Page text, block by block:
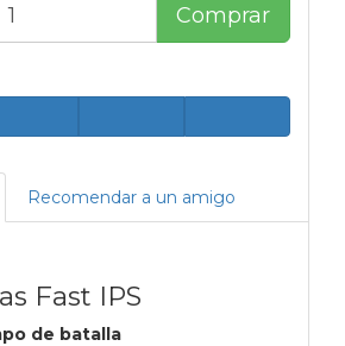
Comprar
Recomendar a un amigo
Fast IPS
de batalla